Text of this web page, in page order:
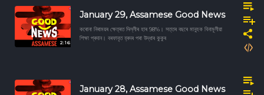
2:16
January 29, Assamese Good News
কৰোনা নিৰাময়ৰ ক্ষেত্ৰত দিল্লীৰ হাৰ 98%। সত্তৰ বছৰে মানুহক বিনামূলীয়া
শিক্ষা প্ৰদান। বৰফাবৃত হ্ৰদৰ পৰা উদ্ধাৰ কুকুৰ
January 28, Assamese Good News